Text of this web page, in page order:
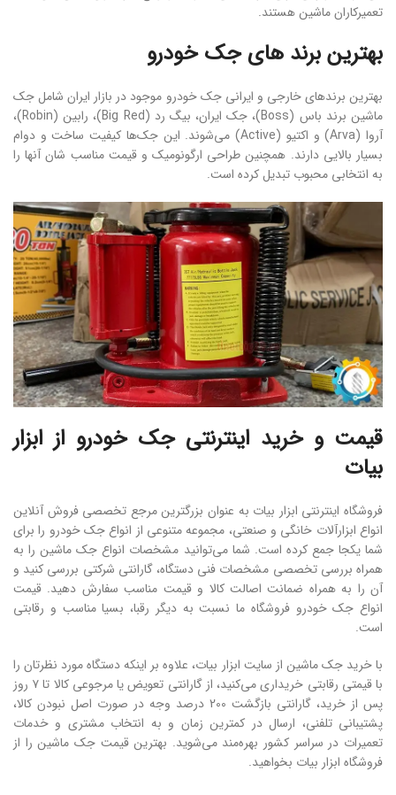
تعمیرکاران ماشین هستند.
بهترین برند های جک خودرو
بهترین برندهای خارجی و ایرانی جک خودرو موجود در بازار ایران شامل جک
ماشین برند باس (Boss)، جک ایران، بیگ رد (Big Red)، رابین (Robin)،
آروا (Arva) و اکتیو (Active) می‌شوند. این جک‌ها کیفیت ساخت و دوام
بسیار بالایی دارند. همچنین طراحی ارگونومیک و قیمت مناسب شان آنها را
به انتخابی محبوب تبدیل کرده است.
قیمت و خرید اینترنتی جک خودرو از ابزار
بیات
فروشگاه اینترنتی ابزار بیات به عنوان بزرگترین مرجع تخصصی فروش آنلاین
انواع ابزارآلات خانگی و صنعتی، مجموعه متنوعی از انواع جک خودرو را برای
شما یکجا جمع کرده است. شما می‌توانید مشخصات انواع جک ماشین را به
همراه بررسی تخصصی مشخصات فنی دستگاه، گارانتی شرکتی بررسی کنید و
آن را به همراه ضمانت اصالت کالا و قیمت مناسب سفارش دهید. قیمت
انواع جک خودرو فروشگاه ما نسبت به دیگر رقبا، بسیا مناسب و رقابتی
است.
با خرید جک ماشین از سایت ابزار بیات، علاوه بر اینکه دستگاه مورد نظرتان را
با قیمتی رقابتی خریداری می‌کنید، از گارانتی تعویض یا مرجوعی کالا تا ۷ روز
پس از خرید، گارانتی بازگشت 200 درصد وجه در صورت اصل نبودن کالا،
پشتیبانی تلفنی، ارسال در کمترین زمان و به انتخاب مشتری و خدمات
تعمیرات در سراسر کشور بهره‌مند می‌شوید. بهترین قیمت جک ماشین را از
فروشگاه ابزار بیات بخواهید.